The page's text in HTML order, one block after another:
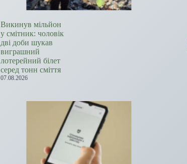
Викинув мільйон
у смітник: чоловік
дві доби шукав
виграшний
лотерейний білет
серед тонн сміття
07.08.2026